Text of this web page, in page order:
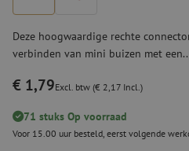
Deze hoogwaardige rechte
verbinden van mini buizen met
€ 1,79Excl. btw (€ 2,17 Incl.)
71 stuks Op voorraad
Voor 15.00 uur besteld, eerst volgende